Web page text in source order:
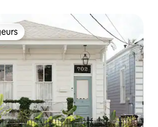
les plus appréciés